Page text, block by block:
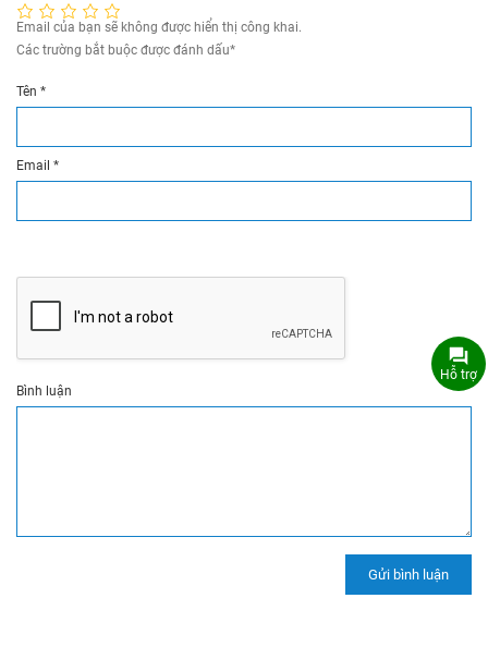
Email của bạn sẽ không được hiển thị công khai.
Các trường bắt buộc được đánh dấu*
Tên *
Email *
Bình luận
Hỗ trợ